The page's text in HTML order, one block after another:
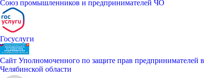
Союз промышленников и предпринимателей ЧО
Госуслуги
Сайт Уполномоченного по защите прав предпринимателей в
Челябинской области